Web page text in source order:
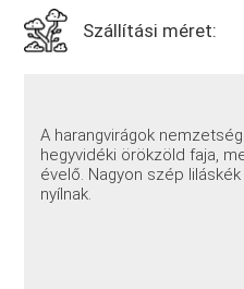
Szállítási méret:
A harangvirágok
hegyvidéki örökzöld faja,
évelő. Nagyon szép
nyílnak.